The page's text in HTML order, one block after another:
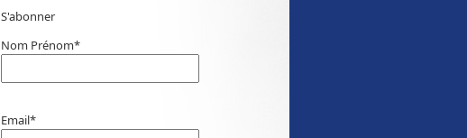
S'abonner
Nom Prénom*
Email*